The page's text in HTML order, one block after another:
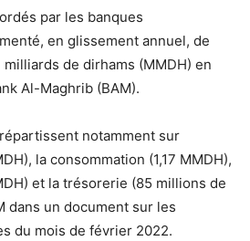
par les banques
en glissement annuel, de
milliards de dirhams (MMDH) en
Al-Maghrib (BAM).
notamment sur
la consommation (1,17 MMDH),
et la trésorerie (85 millions de
dans un document sur les
du mois de février 2022.